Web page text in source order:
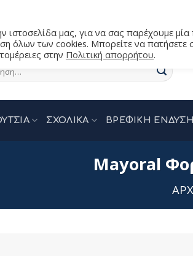
ΣΧΟΛΙΚΑ ΒΡΕΦΙΚΗ
Mayoral
ιστοσελίδα μας, για να σας παρέχουμε
όλων των cookies. Μπορείτε να πατήσετε
στην Πολιτική απορρήτου.